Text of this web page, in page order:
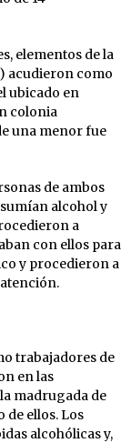
elementos de la
acudieron como
ubicado en
colonia
una menor fue
de ambos
alcohol y
a
con ellos para
y procedieron a
trabajadores de
en las
madrugada de
de ellos. Los
alcohólicas y,